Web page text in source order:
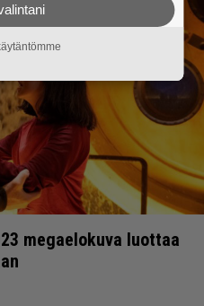
megaelokuva luottaa